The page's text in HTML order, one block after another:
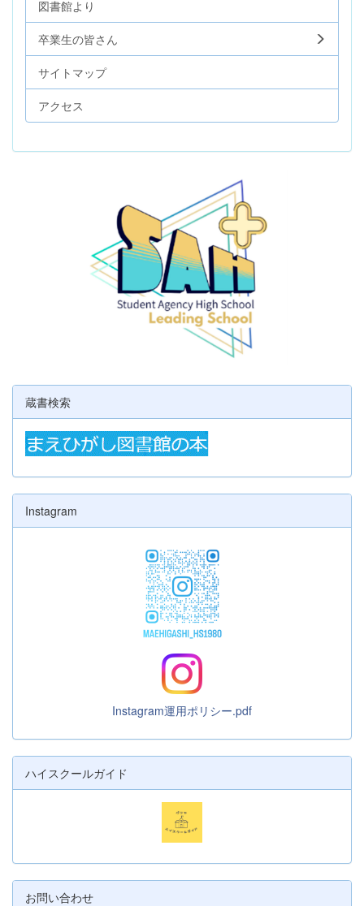
図書館より
卒業生の皆さん
サイトマップ
アクセス
蔵書検索
Instagram
Instagram運用ポリシー.pdf
ハイスクールガイド
お問い合わせ